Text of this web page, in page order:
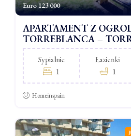
Euro123 000
APARTAMENT Z
TORREBLANCA –
Sypialnie
1
Łazienki
1
Homeinspain